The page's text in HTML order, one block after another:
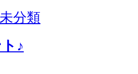
未分類
♪